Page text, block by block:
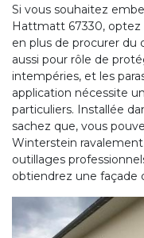
Si vous souhaitez
Hattmatt 67330, optez
en plus de procurer du
aussi pour rôle de
intempéries, et les
application nécessite
particuliers. Installée
sachez que, vous
Winterstein
outillages
obtiendrez une façade